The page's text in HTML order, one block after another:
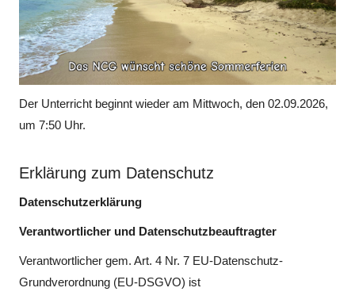
Der Unterricht beginnt wieder am Mittwoch, den 02.09.2026,
um 7:50 Uhr.
Erklärung zum Datenschutz
Datenschutzerklärung
Verantwortlicher und Datenschutzbeauftragter
Verantwortlicher gem. Art. 4 Nr. 7 EU-Datenschutz-
Grundverordnung (EU-DSGVO) ist